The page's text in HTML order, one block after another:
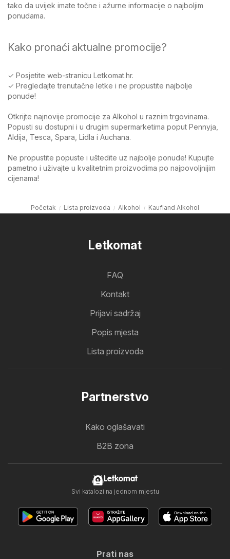
tako da uvijek imate točne i ažurne informacije o najboljim
ponudama.
Kako pronaći aktualne promocije?
✓ Posjetite web-stranicu Letkomat.hr.
✓ Pregledajte trenutačne letke i ne propustite najbolje
ponude!
Otkrijte najnovije promocije za Alkohol u raznim trgovinama.
Popusti su dostupni i u drugim supermarketima poput Pennyja,
Aldija, Tesca, Spara, Lidla i Auchana.
Ne propustite popuste i uštedite uz najbolje ponude! Kupujte
pametno i uživajte u kvalitetnim proizvodima po najpovoljnijim
cijenama!
Početak Lista proizvoda Alkohol Kaufland Alkohol
Letkomat
FAQ
Kontakt
Prijavi sadržaj
Popis mjesta
Lista proizvoda
Partnerstvo
Kako oglašavati
B2B zona
Letkomat
Svi katalozi na jednom mjestu
Prati nas